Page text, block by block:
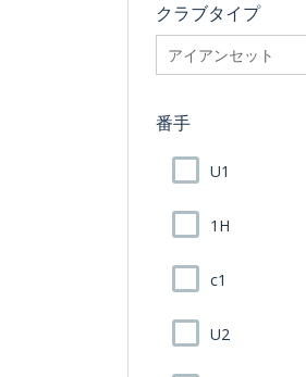
クラブタイプ
番手
U1
1H
c1
U2